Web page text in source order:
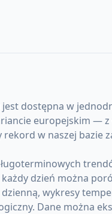
dostępna w
europejskim —
rekord w naszej
dzień można
wykresy
Dane można